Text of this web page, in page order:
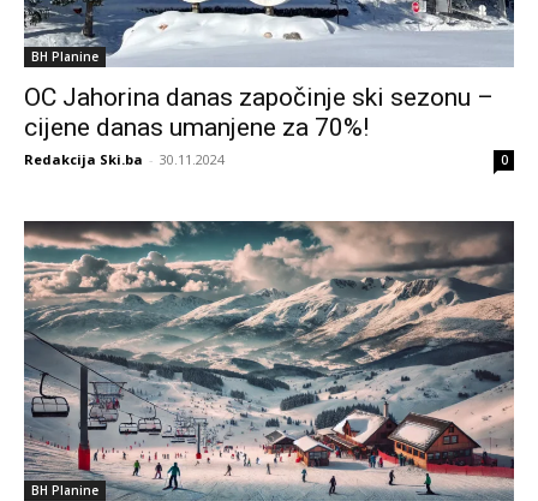
BH Planine
OC Jahorina danas započinje ski sezonu –
cijene danas umanjene za 70%!
Redakcija Ski.ba - 30.11.2024 0
BH Planine